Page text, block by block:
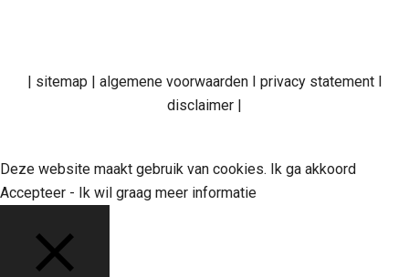
| sitemap | algemene voorwaardenI privacy statement I
disclaimer |
Deze website maakt gebruik van cookies. Ik ga akkoord
Accepteer - Ik wil graag meer informatie